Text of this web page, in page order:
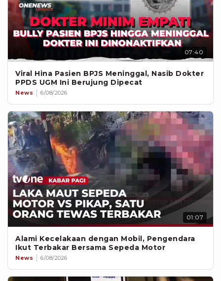
07:40
Viral Hina Pasien BPJS Meninggal, Nasib Dokter
PPDS UGM Ini Berujung Dipecat
News 6/08/2026
01:07
Alami Kecelakaan dengan Mobil, Pengendara
Ikut Terbakar Bersama Sepeda Motor
News 6/08/2026